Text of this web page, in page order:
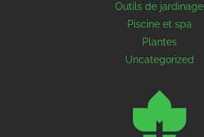
Outils de jardinage
Piscine et spa
Plantes
Uncategorized